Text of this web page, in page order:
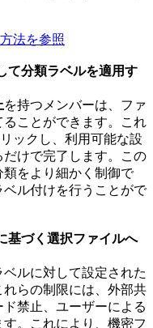
法を参照
て分類ラベルを適用す
を持つメンバーは、ファ
ことができます。これ
ックし、利用可能な設
けで完了します。この
をより細かく制御で
ル付けを行うことがで
基づく選択ファイルへ
ルに対して設定された
らの制限には、外部共
禁止、ユーザーによる
。これにより、機密フ